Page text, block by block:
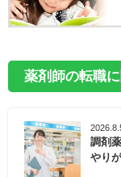
薬剤師の転職
調剤
やり